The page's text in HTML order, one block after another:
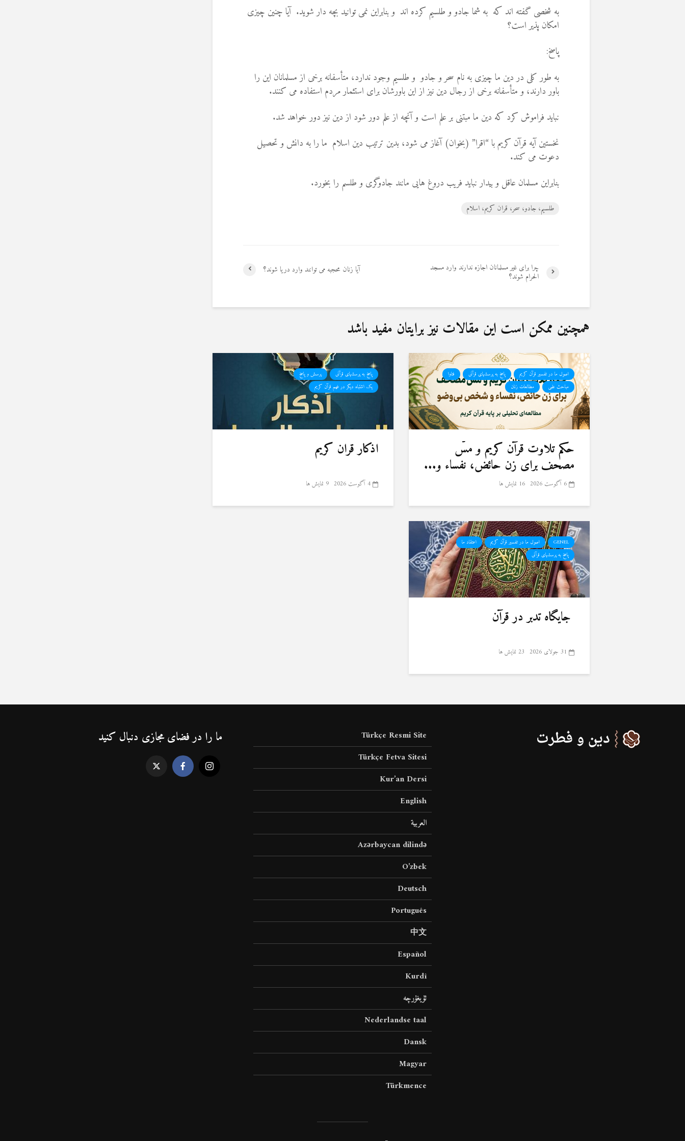
به شخصی گفته اند که به شما جادو و طلسیم کرده اند و بنابراین نمی توانید بچه دار شوید. آیا چنین چیزی
امکان پذیر است؟
پاسخ:
به طور کلی در دین ما چیزی به نام سحر و جادو و طلسیم وجود ندارد، متأسفانه برخی از مسلمانان این را
باور دارند، و متأسفانه برخی از رجال دین نیز از این باورشان برای استثمار مردم استفاده می کنند.
نباید فراموش کرد که دین ما مبتنی بر علم است و آنچه از علم دور شود از دین نیز دور خواهد شد.
نخستین آیه قرآن کریم با “اقرا” (بخوان) آغاز می شود، بدین ترتیب دین اسلام ما را به دانش و تحصیل
دعوت می کند.
بنابراین مسلمان عاقل و بیدار نباید فریب دروغ هایی مانند جادوگری و طلسم را بخورد.
طلسیم، جادو، سحر، قران کریم، اسلام
آیا زنان محجبه می توانند وارد دریا شوند؟ چرا برای غیر مسلمانان اجازه ندارند وارد مسجد
الحرام شوند؟
همچنین ممکن است این مقالات نیز برایتان مفید باشد
اصول ما در تفسیر قرآن کریم پاسخ به پرسشهای قرآنی
فتاوا
مباحث علمی
مطالعات زنان
حكم تلاوت قرآن كريم و مسّ
مصحف برای زن حائض، نفساء و...
6 آگوست 2026 16 نمایش ها
پاسخ به پرسشهای قرآنی
پرسش و پاسخ
یک اشتباه دیگر در فهم قرآن کریم
اذکار قران کریم
4 آگوست 2026 9 نمایش ها
GENEL اصول ما در تفسیر قرآن کریم
اعتقاد ما
پاسخ به پرسشهای قرآنی
جایگاه تدبر در قرآن
31 جولای 2026 23 نمایش ها
Türkçe Resmi Site
Türkçe Fetva Sitesi
Kur’an Dersi
English
العربية
Azərbaycan dilində
O’zbek
Deutsch
Português
中文
Español
Kurdî
ئۇيغۇرچە
Nederlandse taal
Dansk
Magyar
Türkmence
ما را در فضای مجازی دنبال کنید